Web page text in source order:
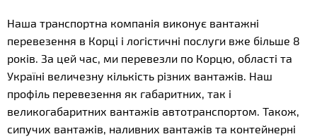
Наша транспортна компанія виконує вантажні
перевезення в Корці і логістичні послуги вже більше 8
років. За цей час, ми перевезли по Корцю, області та
Україні величезну кількість різних вантажів. Наш
профіль перевезення як габаритних, так і
великогабаритних вантажів автотранспортом. Також,
сипучих вантажів, наливних вантажів та контейнерні